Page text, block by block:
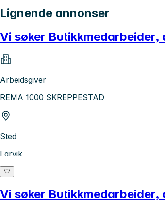
Lignende annonser
Vi søker Butikkmedarbeider,
Arbeidsgiver
REMA 1000 SKREPPESTAD
Sted
Larvik
Vi søker Butikkmedarbeider,